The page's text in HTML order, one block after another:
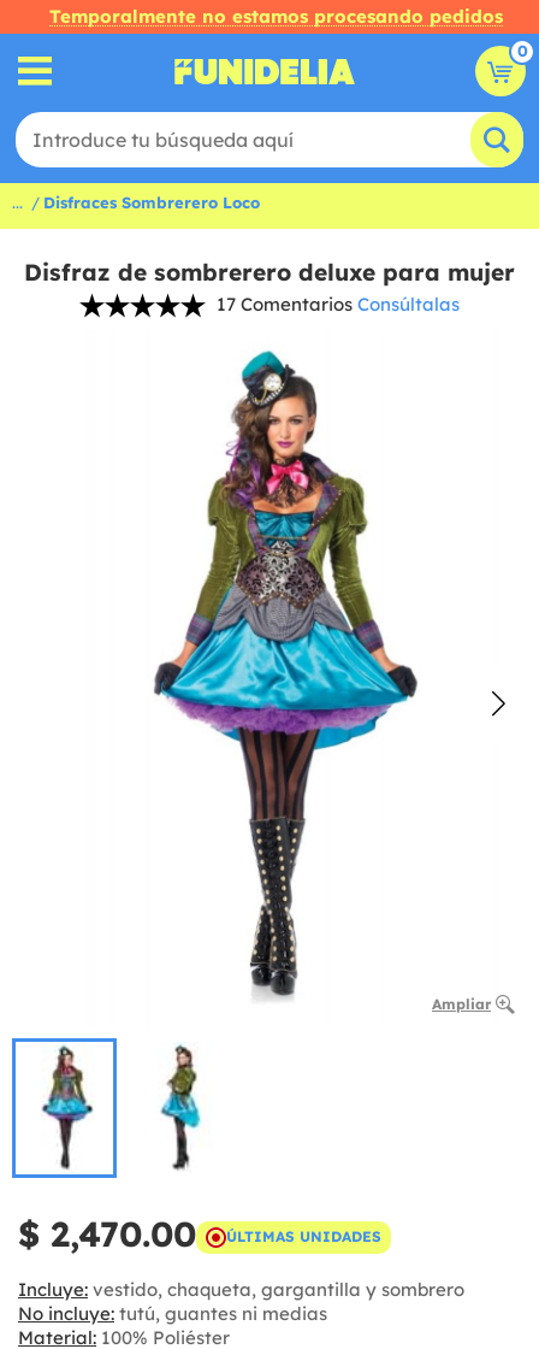
Temporalmente no estamos procesando pedidos
0
... Disfraces Sombrerero Loco
Disfraz de sombrerero deluxe para mujer
17 Comentarios Consúltalas
Ampliar
$ 2,470.00 ÚLTIMAS UNIDADES
Incluye: vestido, chaqueta, gargantilla y sombrero
No incluye: tutú, guantes ni medias
Material: 100% Poliéster